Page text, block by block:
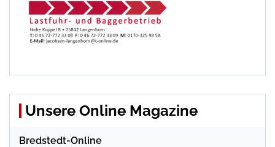
Unsere Online Magazine
Bredstedt-Online